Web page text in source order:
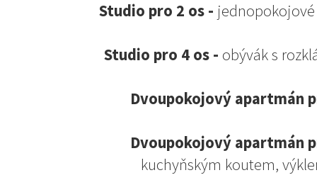
Studio pro 2 os -
Studio pro 4 os - obývák s
Dvoupokojový apartmán
Dvoupokojový apartmán
kuchyňským koutem,